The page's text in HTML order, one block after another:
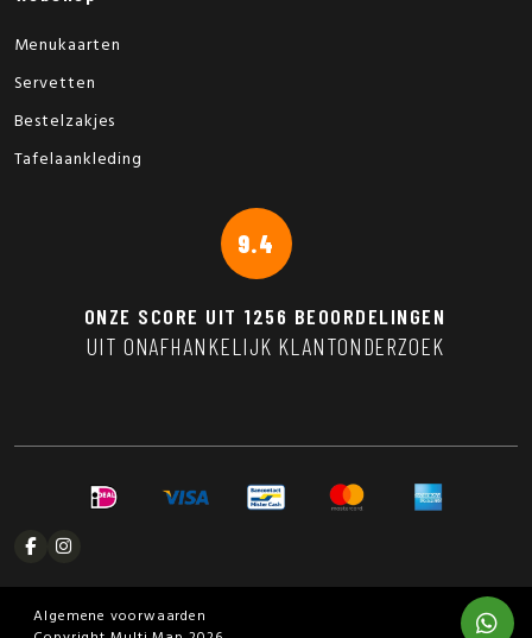
Menukaarten
Servetten
Bestelzakjes
Tafelaankleding
9.4
ONZE SCORE UIT 1256 BEOORDELINGEN
UIT ONAFHANKELIJK KLANTONDERZOEK
Algemene voorwaarden